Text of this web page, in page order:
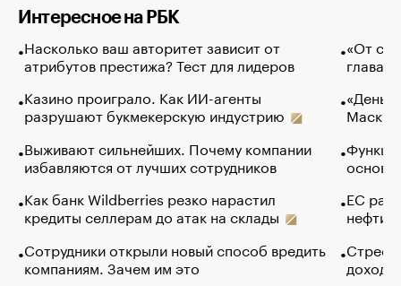
Интересное на РБК
Насколько ваш авторитет зависит от
атрибутов престижа? Тест для лидеров
Казино проиграло. Как ИИ-агенты
разрушают букмекерскую индустрию
Выживают сильнейших. Почему компании
избавляются от лучших сотрудников
Как банк Wildberries резко нарастил
кредиты селлерам до атак на склады
Сотрудники открыли новый способ вредить
компаниям. Зачем им это
«От
глава
Маск в
основ
ЕС
нефти